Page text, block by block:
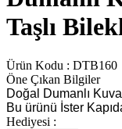
Taşlı
Ürün Kodu : DTB160
Öne Çıkan Bilgiler
Doğal Dumanlı
Bu ürünü İster
Hediyesi :